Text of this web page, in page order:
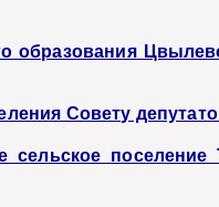
Совету
поселение